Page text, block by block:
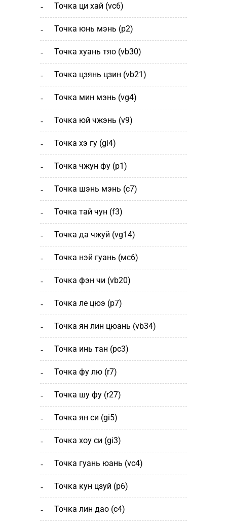
точка ци хай (vc6)
точка юнь мэнь (р2)
точка хуань тяо (vb30)
точка цзянь цзин (vb21)
точка мин мэнь (vg4)
точка юй чжэнь (v9)
точка хэ гу (gi4)
точка чжун фу (p1)
точка шэнь мэнь (с7)
точка тай чун (f3)
точка да чжуй (vg14)
точка нэй гуань (мс6)
точка фэн чи (vb20)
точка ле цюэ (р7)
точка ян лин цюань (vb34)
точка инь тан (рс3)
точка фу лю (r7)
точка шу фу (r27)
точка ян си (gi5)
точка хоу си (gi3)
точка гуань юань (vc4)
точка кун цзуй (р6)
точка лин дао (c4)